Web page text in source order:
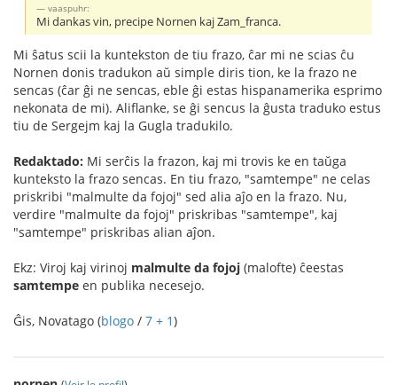
vaaspuhr:
Mi dankas vin, precipe Nornen kaj Zam_franca.
Mi ŝatus scii la kuntekston de tiu frazo, ĉar mi ne scias ĉu
Nornen donis tradukon aŭ simple diris tion, ke la frazo ne
sencas (ĉar ĝi ne sencas, eble ĝi estas hispanamerika esprimo
nekonata de mi). Aliflanke, se ĝi sencus la ĝusta traduko estus
tiu de Sergejm kaj la Gugla tradukilo.
Redaktado: Mi serĉis la frazon, kaj mi trovis ke en taŭga
kunteksto la frazo sencas. En tiu frazo, "samtempe" ne celas
priskribi "malmulte da fojoj" sed alia aĵo en la frazo. Nu,
verdire "malmulte da fojoj" priskribas "samtempe", kaj
"samtempe" priskribas alian aĵon.
Ekz: Viroj kaj virinoj malmulte da fojoj (malofte) ĉeestas
samtempe en publika necesejo.
Ĝis, Novatago (blogo / 7 + 1)